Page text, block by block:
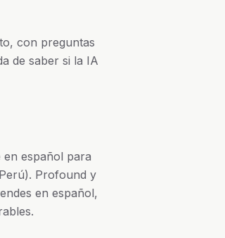
con preguntas
de saber si la IA
en español para
Profound y
en español,